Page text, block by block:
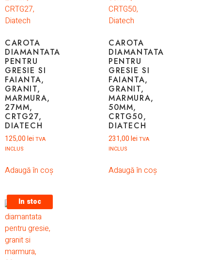
CAROTA
DIAMANTATA
PENTRU
GRESIE SI
FAIANTA,
GRANIT,
MARMURA,
27MM,
CRTG27,
DIATECH
125,00 lei TVA
INCLUS
Adaugă în coș
CAROTA
DIAMANTATA
PENTRU
GRESIE SI
FAIANTA,
GRANIT,
MARMURA,
50MM,
CRTG50,
DIATECH
231,00 lei TVA
INCLUS
Adaugă în coș
In stoc